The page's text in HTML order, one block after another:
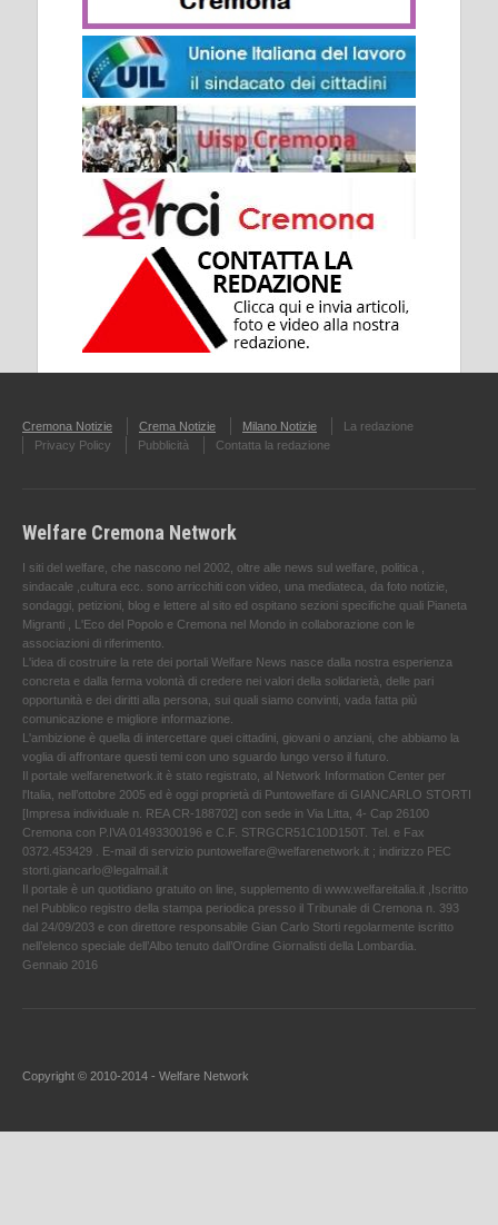
Cremona Notizie Crema Notizie Milano Notizie
La redazione
Privacy Policy
Pubblicità Contatta la redazione
Welfare Cremona Network
I siti del welfare, che nascono nel 2002, oltre alle news sul welfare, politica ,
sindacale ,cultura ecc. sono arricchiti con video, una mediateca, da foto notizie,
sondaggi, petizioni, blog e lettere al sito ed ospitano sezioni specifiche quali Pianeta
Migranti , L'Eco del Popolo e Cremona nel Mondo in collaborazione con le
associazioni di riferimento.
L'idea di costruire la rete dei portali Welfare News nasce dalla nostra esperienza
concreta e dalla ferma volontà di credere nei valori della solidarietà, delle pari
opportunità e dei diritti alla persona, sui quali siamo convinti, vada fatta più
comunicazione e migliore informazione.
L'ambizione è quella di intercettare quei cittadini, giovani o anziani, che abbiamo la
voglia di affrontare questi temi con uno sguardo lungo verso il futuro.
Il portale welfarenetwork.it è stato registrato, al Network Information Center per
l'Italia, nell’ottobre 2005 ed è oggi proprietà di Puntowelfare di GIANCARLO STORTI
[Impresa individuale n. REA CR-188702] con sede in Via Litta, 4- Cap 26100
Cremona con P.IVA 01493300196 e C.F. STRGCR51C10D150T. Tel. e Fax
0372.453429 . E-mail di servizio puntowelfare@welfarenetwork.it ; indirizzo PEC
storti.giancarlo@legalmail.it
Il portale è un quotidiano gratuito on line, supplemento di www.welfareitalia.it ,Iscritto
nel Pubblico registro della stampa periodica presso il Tribunale di Cremona n. 393
dal 24/09/203 e con direttore responsabile Gian Carlo Storti regolarmente iscritto
nell’elenco speciale dell’Albo tenuto dall’Ordine Giornalisti della Lombardia.
Gennaio 2016
Copyright © 2010-2014 - Welfare Network